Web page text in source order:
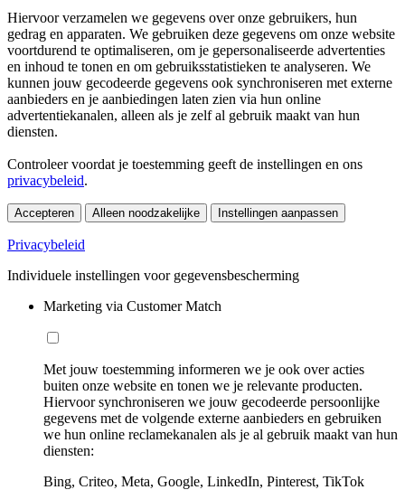
Hiervoor verzamelen we gegevens over onze gebruikers, hun
gedrag en apparaten. We gebruiken deze gegevens om onze website
voortdurend te optimaliseren, om je gepersonaliseerde advertenties
en inhoud te tonen en om gebruiksstatistieken te analyseren. We
kunnen jouw gecodeerde gegevens ook synchroniseren met externe
aanbieders en je aanbiedingen laten zien via hun online
advertentiekanalen, alleen als je zelf al gebruik maakt van hun
diensten.
Controleer voordat je toestemming geeft de instellingen en ons
privacybeleid.
Accepteren Alleen noodzakelijke Instellingen aanpassen
Privacybeleid
Individuele instellingen voor gegevensbescherming
Marketing via Customer Match
Met jouw toestemming informeren we je ook over acties
buiten onze website en tonen we je relevante producten.
Hiervoor synchroniseren we jouw gecodeerde persoonlijke
gegevens met de volgende externe aanbieders en gebruiken
we hun online reclamekanalen als je al gebruik maakt van hun
diensten:
Bing, Criteo, Meta, Google, LinkedIn, Pinterest, TikTok